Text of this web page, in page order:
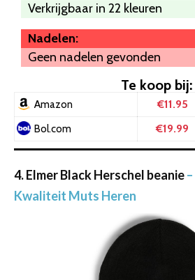
Verkrijgbaar in 22 kleuren
Nadelen:
Geen nadelen gevonden
Te koop bij:
Amazon €11.95
Bol.com €19.99
4. Elmer Black Herschel beanie
Kwaliteit Muts Heren